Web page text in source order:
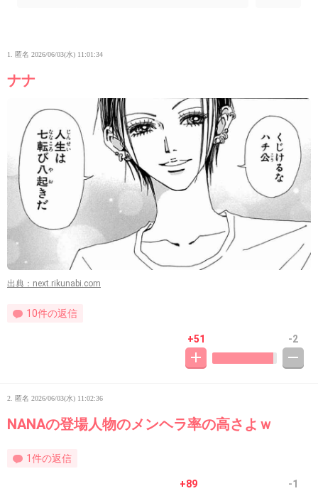
1. 匿名 2026/06/03(水) 11:01:34
ナナ
出典：next.rikunabi.com
10件の返信
+51 -2
2. 匿名 2026/06/03(水) 11:02:36
NANAの登場人物のメンヘラ率の高さよｗ
1件の返信
+89 -1